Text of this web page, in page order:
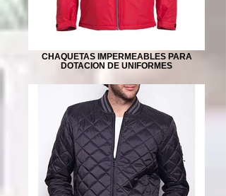
CHAQUETAS IMPERMEABLES PARA
DOTACION DE UNIFORMES